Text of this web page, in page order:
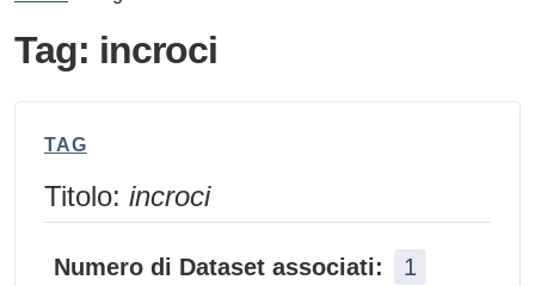
Tag: incroci
TAG
Titolo: incroci
Numero di Dataset associati: 1